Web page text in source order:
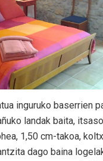
inguruko baserrien
landak baita,
1,50 cm-takoa,
dago baina